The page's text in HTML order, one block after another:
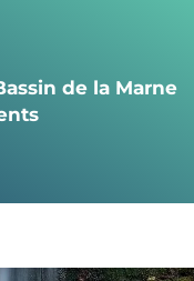
de la Marne